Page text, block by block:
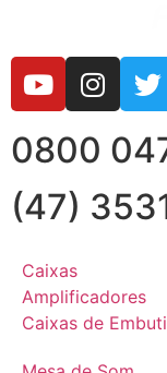
0800
(47)
Caixas
Amplificadores
Caixas de